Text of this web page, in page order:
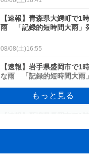
【速報】青森県大鰐町で1
雨 「記録的短時間大雨」
08/08(土)16:55
【速報】岩手県盛岡市で1
な雨 「記録的短時間大雨
08/08(土)16:46